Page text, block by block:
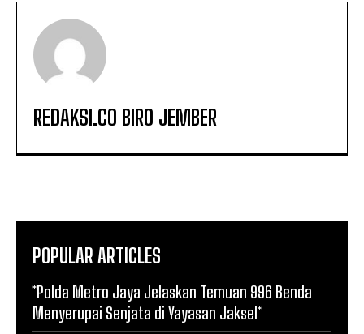
REDAKSI.CO BIRO JEMBER
POPULAR ARTICLES
*Polda Metro Jaya Jelaskan Temuan 996 Benda
Menyerupai Senjata di Yayasan Jaksel*